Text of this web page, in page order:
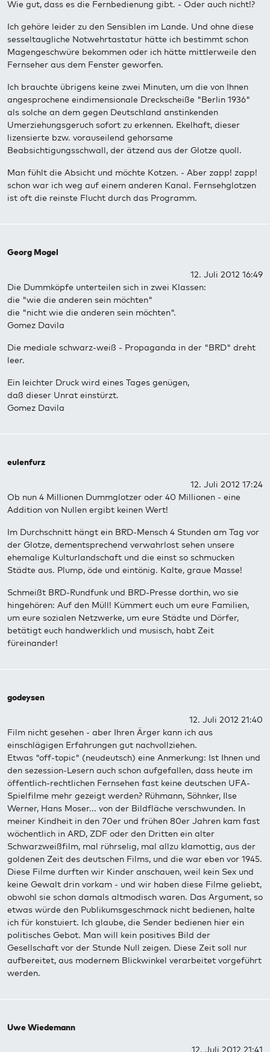
Wie gut, dass es die Fernbedienung gibt. - Oder auch nicht!?
Ich gehöre leider zu den Sensiblen im Lande. Und ohne diese
sesseltaugliche Notwehrtastatur hätte ich bestimmt schon
Magengeschwüre bekommen oder ich hätte mittlerweile den
Fernseher aus dem Fenster geworfen.
Ich brauchte übrigens keine zwei Minuten, um die von Ihnen
angesprochene eindimensionale Dreckscheiße "Berlin 1936"
als solche an dem gegen Deutschland anstinkenden
Umerziehungsgeruch sofort zu erkennen. Ekelhaft, dieser
lizensierte bzw. vorauseilend gehorsame
Beabsichtigungsschwall, der ätzend aus der Glotze quoll.
Man fühlt die Absicht und möchte Kotzen. - Aber zapp! zapp!
schon war ich weg auf einem anderen Kanal. Fernsehglotzen
ist oft die reinste Flucht durch das Programm.
Georg Mogel
12. Juli 2012 16:49
Die Dummköpfe unterteilen sich in zwei Klassen:
die "wie die anderen sein möchten"
die "nicht wie die anderen sein möchten".
Gomez Davila
Die mediale schwarz-weiß - Propaganda in der "BRD" dreht
leer.
Ein leichter Druck wird eines Tages genügen,
daß dieser Unrat einstürzt.
Gomez Davila
eulenfurz
12. Juli 2012 17:24
Ob nun 4 Millionen Dummglotzer oder 40 Millionen - eine
Addition von Nullen ergibt keinen Wert!
Im Durchschnitt hängt ein BRD-Mensch 4 Stunden am Tag vor
der Glotze, dementsprechend verwahrlost sehen unsere
ehemalige Kulturlandschaft und die einst so schmucken
Städte aus. Plump, öde und eintönig. Kalte, graue Masse!
Schmeißt BRD-Rundfunk und BRD-Presse dorthin, wo sie
hingehören: Auf den Müll! Kümmert euch um eure Familien,
um eure sozialen Netzwerke, um eure Städte und Dörfer,
betätigt euch handwerklich und musisch, habt Zeit
füreinander!
godeysen
12. Juli 2012 21:40
Film nicht gesehen - aber Ihren Ärger kann ich aus
einschlägigen Erfahrungen gut nachvollziehen.
Etwas "off-topic" (neudeutsch) eine Anmerkung: Ist Ihnen und
den sezession-Lesern auch schon aufgefallen, dass heute im
öffentlich-rechtlichen Fernsehen fast keine deutschen UFA-
Spielfilme mehr gezeigt werden? Rühmann, Söhnker, Ilse
Werner, Hans Moser... von der Bildfläche verschwunden. In
meiner Kindheit in den 70er und frühen 80er Jahren kam fast
wöchentlich in ARD, ZDF oder den Dritten ein alter
Schwarzweißfilm, mal rührselig, mal allzu klamottig, aus der
goldenen Zeit des deutschen Films, und die war eben vor 1945.
Diese Filme durften wir Kinder anschauen, weil kein Sex und
keine Gewalt drin vorkam - und wir haben diese Filme geliebt,
obwohl sie schon damals altmodisch waren. Das Argument, so
etwas würde den Publikumsgeschmack nicht bedienen, halte
ich für konstuiert. Ich glaube, die Sender bedienen hier ein
politisches Gebot. Man will kein positives Bild der
Gesellschaft vor der Stunde Null zeigen. Diese Zeit soll nur
aufbereitet, aus modernem Blickwinkel verarbeitet vorgeführt
werden.
Uwe Wiedemann
12. Juli 2012 21:41